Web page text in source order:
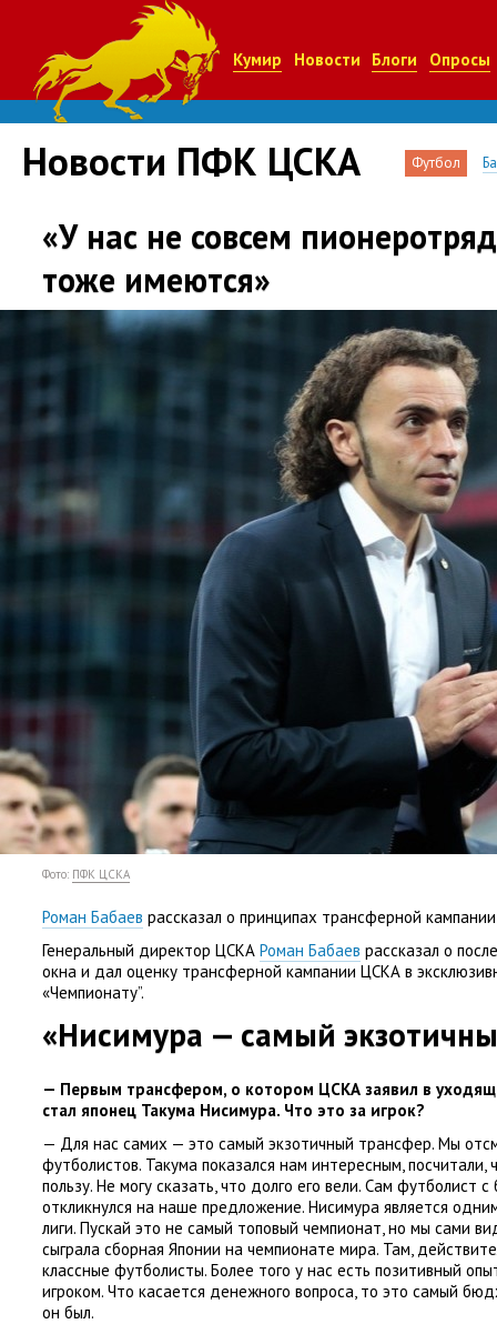
Кумир Новости Блоги Опросы
Новости ПФК ЦСКА Футбол
«У нас не совсем
тоже имеются»
Фото: ПФК ЦСКА
Роман Бабаев рассказал о принципах трансферной
Генеральный директор ЦСКА Роман Бабаев рассказал о
окна и дал оценку трансферной кампании ЦСКА в
«Чемпионату”.
«Нисимура — самый
— Первым трансфером, о котором ЦСКА заявил в
стал японец Такума Нисимура. Что это за игрок?
— Для нас самих — это самый экзотичный трансфер. Мы
футболистов. Такума показался нам интересным, посчитали,
пользу. Не могу сказать, что долго его вели. Сам футболист
откликнулся на наше предложение. Нисимура является
лиги. Пускай это не самый топовый чемпионат, но мы сами
сыграла сборная Японии на чемпионате мира. Там,
классные футболисты. Более того у нас есть позитивный
игроком. Что касается денежного вопроса, то это самый
он был.